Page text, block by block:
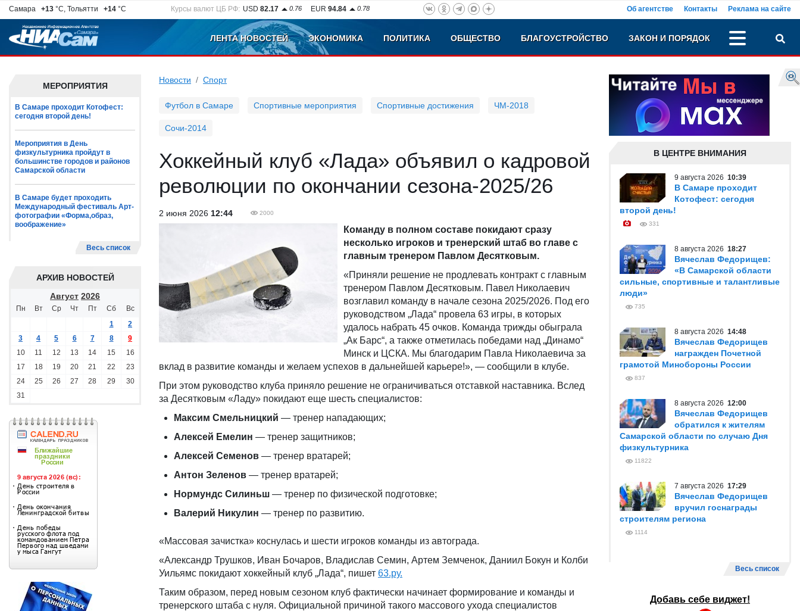
Самара +13 °C, Тольятти +14 °C Курсы валют ЦБ РФ: USD 82.17 0.76 EUR 94.84 0.78 Об агентстве Контакты Реклама на сайте
ЛЕНТА НОВОСТЕЙ ЭКОНОМИКА ПОЛИТИКА ОБЩЕСТВО БЛАГОУСТРОЙСТВО ЗАКОН И ПОРЯДОК
МЕРОПРИЯТИЯ
В Самаре проходит Котофест:
сегодня второй день!
Мероприятия в День
физкультурника пройдут в
большинстве городов и районов
Самарской области
В Самаре будет проходить
Международный фестиваль Арт-
фотографии «Форма,образ,
воображение»
Весь список
АРХИВ НОВОСТЕЙ
Август 2026
Пн Вт Ср Чт Пт Сб
Вс
1
2
3
4 5 6 7 8
9
10
11 12 13 14 15
16
17
18 19 20 21 22
23
24
25 26 27 28 29
30
31
Новости Спорт
Футбол в Самаре Спортивные мероприятия Спортивные достижения ЧМ-2018
Сочи-2014
Хоккейный клуб «Лада» объявил о кадровой
революции по окончании сезона-2025/26
2 июня 2026 12:44 2000
Команду в полном составе покидают сразу
несколько игроков и тренерский штаб во главе с
главным тренером Павлом Десятковым.
«Приняли решение не продлевать контракт с главным
тренером Павлом Десятковым. Павел Николаевич
возглавил команду в начале сезона 2025/2026. Под его
руководством „Лада“ провела 63 игры, в которых
удалось набрать 45 очков. Команда трижды обыграла
„Ак Барс“, а также отметилась победами над „Динамо“
Минск и ЦСКА. Мы благодарим Павла Николаевича за
вклад в развитие команды и желаем успехов в дальнейшей карьере!», — сообщили в клубе.
При этом руководство клуба приняло решение не ограничиваться отставкой наставника. Вслед
за Десятковым «Ладу» покидают еще шесть специалистов:
Максим Смельницкий — тренер нападающих;
Алексей Емелин — тренер защитников;
Алексей Семенов — тренер вратарей;
Антон Зеленов — тренер вратарей;
Нормундс Силиньш — тренер по физической подготовке;
Валерий Никулин — тренер по развитию.
«Массовая зачистка» коснулась и шести игроков команды из автограда.
«Александр Трушков, Иван Бочаров, Владислав Семин, Артем Земченок, Даниил Бокун и Колби
Уильямс покидают хоккейный клуб „Лада“, пишет 63.ру.
Таким образом, перед новым сезоном клуб фактически начинает формирование и команды и
тренерского штаба с нуля. Официальной причиной такого массового ухода специалистов
В ЦЕНТРЕ ВНИМАНИЯ
9 августа 2026 10:39
В Самаре проходит
Котофест: сегодня
второй день!
331
8 августа 2026 18:27
Вячеслав Федорищев:
«В Самарской области
сильные, спортивные и талантливые
люди»
735
8 августа 2026 14:48
Вячеслав Федорищев
награжден Почетной
грамотой Минобороны России
837
8 августа 2026 12:00
Вячеслав Федорищев
обратился к жителям
Самарской области по случаю Дня
физкультурника
11822
7 августа 2026 17:29
Вячеслав Федорищев
вручил госнаграды
строителям региона
1114
Весь список
Добавь себе виджет!